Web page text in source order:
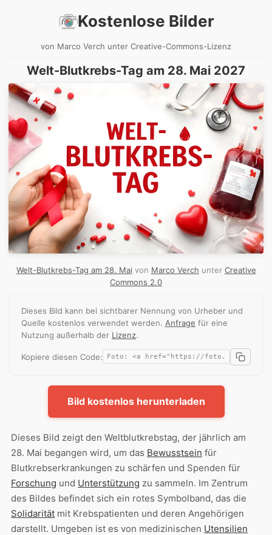
Kostenlose Bilder
von Marco Verch unter Creative-Commons-Lizenz
Welt-Blutkrebs-Tag am 28. Mai 2027
Welt-Blutkrebs-Tag am 28. Mai von Marco Verch unter Creative
Commons 2.0
Dieses Bild kann bei sichtbarer Nennung von Urheber und
Quelle kostenlos verwendet werden. Anfrage für eine
Nutzung außerhalb der Lizenz.
Kopiere diesen Code:
Bild kostenlos herunterladen
Dieses Bild zeigt den Weltblutkrebstag, der jährlich am
28. Mai begangen wird, um das Bewusstsein für
Blutkrebserkrankungen zu schärfen und Spenden für
Forschung und Unterstützung zu sammeln. Im Zentrum
des Bildes befindet sich ein rotes Symbolband, das die
Solidarität mit Krebspatienten und deren Angehörigen
darstellt. Umgeben ist es von medizinischen Utensilien